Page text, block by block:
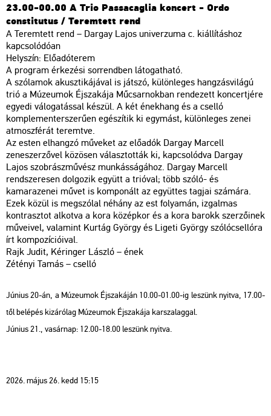
23.00-00.00 A Trio Passacaglia koncert - Ordo
constitutus / Teremtett rend
A Teremtett rend – Dargay Lajos univerzuma c. kiállításhoz
kapcsolódóan
Helyszín: Előadóterem
A program érkezési sorrendben látogatható.
A szólamok akusztikájával is játszó, különleges hangzásvilágú
trió a Múzeumok Éjszakája Műcsarnokban rendezett koncertjére
egyedi válogatással készül. A két énekhang és a cselló
komplementerszerűen egészítik ki egymást, különleges zenei
atmoszférát teremtve.
Az esten elhangzó műveket az előadók Dargay Marcell
zeneszerzővel közösen választották ki, kapcsolódva Dargay
Lajos szobrászművész munkásságához. Dargay Marcell
rendszeresen dolgozik együtt a trióval; több szóló- és
kamarazenei művet is komponált az együttes tagjai számára.
Ezek közül is megszólal néhány az est folyamán, izgalmas
kontrasztot alkotva a kora középkor és a kora barokk szerzőinek
műveivel, valamint Kurtág György és Ligeti György szólócsellóra
írt kompozícióival.
Rajk Judit, Kéringer László – ének
Zétényi Tamás – cselló
Június 20-án, a Múzeumok Éjszakáján 10.00-01.00-ig leszünk nyitva, 17.00-
től belépés kizárólag Múzeumok Éjszakája karszalaggal.
Június 21., vasárnap: 12.00-18.00 leszünk nyitva.
2026. május 26. kedd 15:15